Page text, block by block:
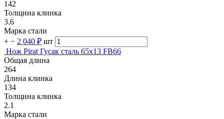
142
Толщина клинка
3.6
Марка стали
+ − 2 040 ₽ шт
Нож Pirat Гусак сталь 65х13 FB66
Общая длина
264
Длина клинка
134
Толщина клинка
2.1
Марка стали